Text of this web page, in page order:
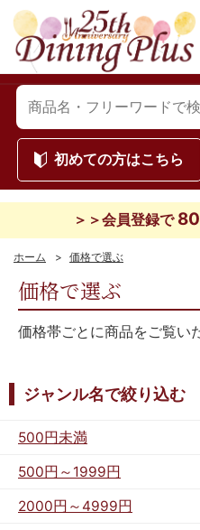
初めての方はこちら
＞＞会員登録で
ホーム > 価格で選ぶ
価格で選ぶ
価格帯ごとに商品をご覧い
ジャンル名で絞り込む
500円未満
500円～1999円
2000円～4999円